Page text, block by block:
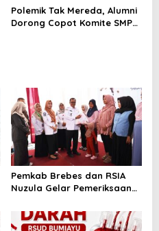
Pelanggaran Lalu Lintas
Polemik Tak Mereda, Alumni
Dorong Copot Komite SMPN
Pemkab Brebes dan RSIA
Nuzula Gelar Pemeriksaan
Perkuat Kesehatan Ibu dan
Bayi